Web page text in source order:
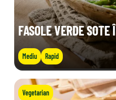
FASOLE VERDE
Mediu Rapid
Vegetarian